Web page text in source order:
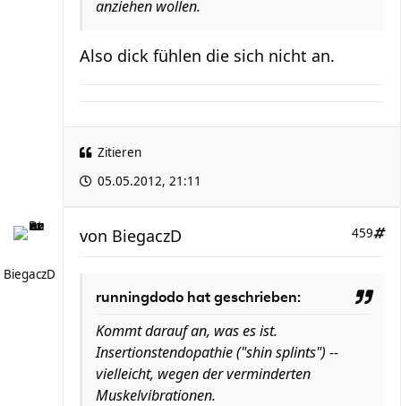
anziehen wollen.
Also dick fühlen die sich nicht an.
Zitieren
05.05.2012, 21:11
BiegaczD
459
von BiegaczD
runningdodo hat geschrieben:
Kommt darauf an, was es ist.
Insertionstendopathie ("shin splints") --
vielleicht, wegen der verminderten
Muskelvibrationen.